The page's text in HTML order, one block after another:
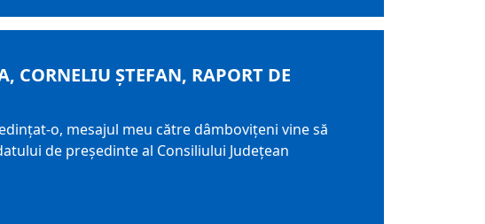
CORNELIU ȘTEFAN, RAPORT DE
o, mesajul meu către dâmbovițeni vine să
de președinte al Consiliului Județean